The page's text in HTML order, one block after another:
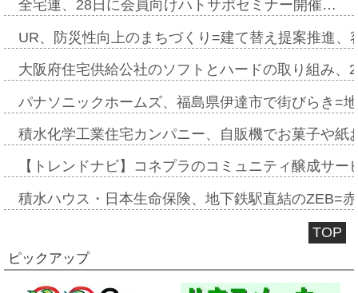
全宅連、28日に会員向けハトサポセミナー開催…
UR、防災性向上のまちづくり=建て替え提案推進
大阪府住宅供給公社のソフトとハードの取り組み
パナソニックホームズ、福島県伊達市で街びらき=
積水化学工業住宅カンパニー、自販機でお菓子や
【トレンドナビ】コネプラのコミュニティ醸成サ
積水ハウス・日本生命保険、地下鉄駅直結のZEB=
TOP
ピックアップ